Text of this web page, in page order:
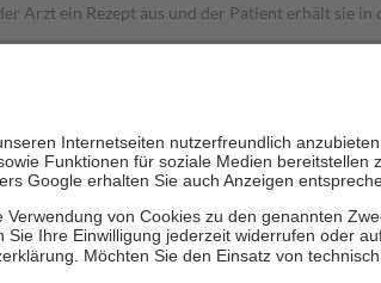
Arzt ein Rezept aus und der Patient erhält sie
die Zuzahlung zehn Prozent der Kosten sowie
Gesundheit zu stärken und die besondere
Lebensjahr mit Ausnahme der Fahrkosten
die von der GKV getragen werden